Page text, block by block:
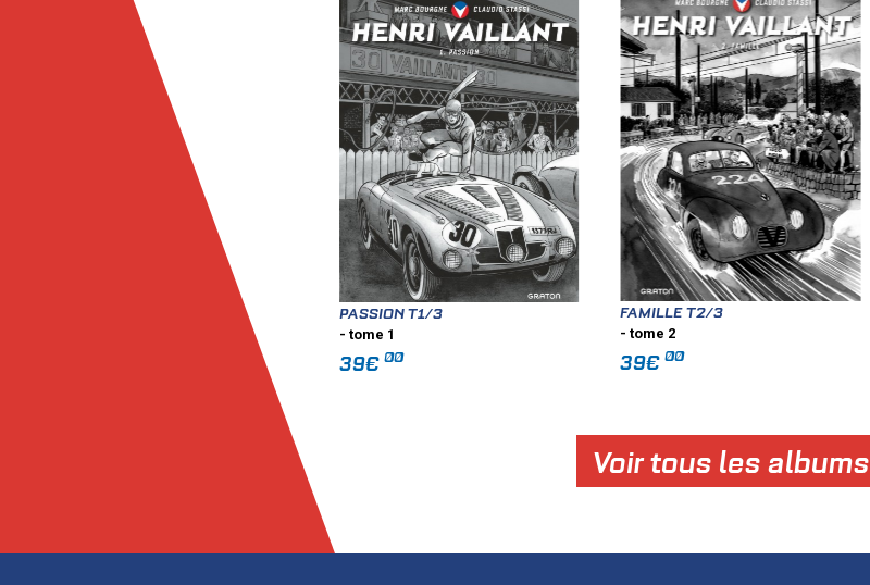
PASSION T1/3
- tome 1
39€ 00
FAMILLE T2/3
- tome 2
39€00
Voir tous les albums